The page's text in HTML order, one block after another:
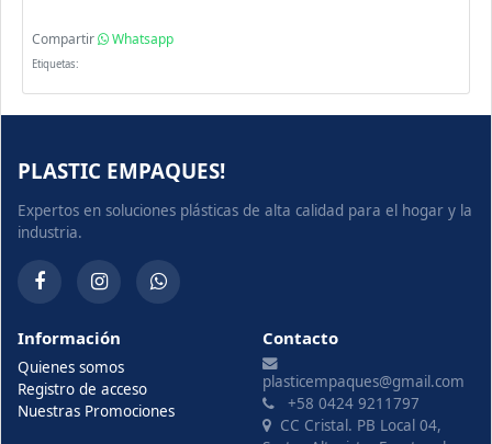
Compartir Whatsapp
Etiquetas:
PLASTIC EMPAQUES!
Expertos en soluciones plásticas de alta calidad para el hogar y la
industria.
Información
Quienes somos
Registro de acceso
Nuestras Promociones
Contacto
plasticempaques@gmail.com
+58 0424 9211797
CC Cristal. PB Local 04,